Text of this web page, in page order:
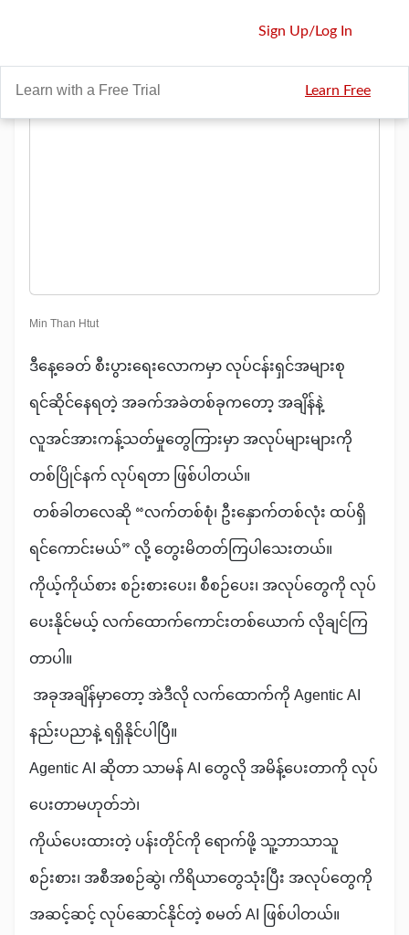
Sign Up/Log In
Learn with a Free Trial
Learn Free
Min Than Htut
ဒီနေ့ခေတ် စီးပွားရေးလောကမှာ လုပ်ငန်းရှင်အများစု
ရင်ဆိုင်နေရတဲ့ အခက်အခဲတစ်ခုကတော့ အချိန်နဲ့
လူအင်အားကန့်သတ်မှုတွေကြားမှာ အလုပ်များများကို
တစ်ပြိုင်နက် လုပ်ရတာ ဖြစ်ပါတယ်။
တစ်ခါတလေဆို “လက်တစ်စုံ၊ ဦးနှောက်တစ်လုံး ထပ်ရှိ
ရင်ကောင်းမယ်” လို့ တွေးမိတတ်ကြပါသေးတယ်။
ကိုယ့်ကိုယ်စား စဉ်းစားပေး၊ စီစဉ်ပေး၊ အလုပ်တွေကို လုပ်
ပေးနိုင်မယ့် လက်ထောက်ကောင်းတစ်ယောက် လိုချင်ကြ
တာပါ။
အခုအချိန်မှာတော့ အဲဒီလို လက်ထောက်ကို Agentic AI
နည်းပညာနဲ့ ရရှိနိုင်ပါပြီ။
Agentic AI ဆိုတာ သာမန် AI တွေလို အမိန့်ပေးတာကို လုပ်
ပေးတာမဟုတ်ဘဲ၊
ကိုယ်ပေးထားတဲ့ ပန်းတိုင်ကို ရောက်ဖို့ သူ့ဘာသာသူ
စဉ်းစား၊ အစီအစဉ်ဆွဲ၊ ကိရိယာတွေသုံးပြီး အလုပ်တွေကို
အဆင့်ဆင့် လုပ်ဆောင်နိုင်တဲ့ စမတ် AI ဖြစ်ပါတယ်။